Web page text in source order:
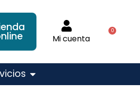
Mi cuenta
0